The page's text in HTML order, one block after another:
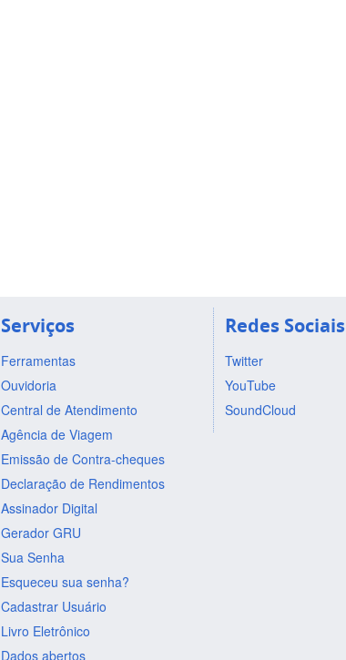
Serviços
Ferramentas
Ouvidoria
Central de Atendimento
Agência de Viagem
Emissão de Contra-cheques
Declaração de Rendimentos
Assinador Digital
Gerador GRU
Sua Senha
Esqueceu sua senha?
Cadastrar Usuário
Livro Eletrônico
Dados abertos
Redes Sociais
Twitter
YouTube
SoundCloud